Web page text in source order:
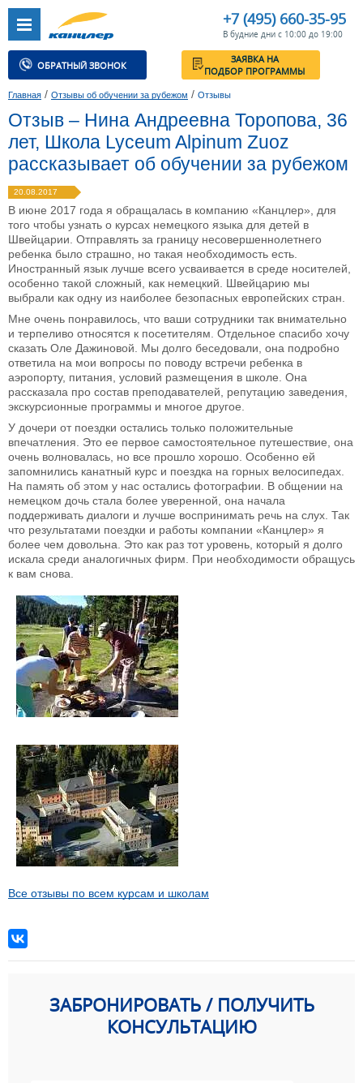
+7 (495) 660-35-95
В будние дни с 10:00 до 19:00
ОБРАТНЫЙ ЗВОНОК
ЗАЯВКА НА
ПОДБОР ПРОГРАММЫ
Главная / Отзывы об обучении за рубежом / Отзывы
Отзыв – Нина Андреевна Торопова, 36
лет, Школа Lyceum Alpinum Zuoz
рассказывает об обучении за рубежом
20.08.2017
В июне 2017 года я обращалась в компанию «Канцлер», для
того чтобы узнать о курсах немецкого языка для детей в
Швейцарии. Отправлять за границу несовершеннолетнего
ребенка было страшно, но такая необходимость есть.
Иностранный язык лучше всего усваивается в среде носителей,
особенно такой сложный, как немецкий. Швейцарию мы
выбрали как одну из наиболее безопасных европейских стран.
Мне очень понравилось, что ваши сотрудники так внимательно
и терпеливо относятся к посетителям. Отдельное спасибо хочу
сказать Оле Дажиновой. Мы долго беседовали, она подробно
ответила на мои вопросы по поводу встречи ребенка в
аэропорту, питания, условий размещения в школе. Она
рассказала про состав преподавателей, репутацию заведения,
экскурсионные программы и многое другое.
У дочери от поездки остались только положительные
впечатления. Это ее первое самостоятельное путешествие, она
очень волновалась, но все прошло хорошо. Особенно ей
запомнились канатный курс и поездка на горных велосипедах.
На память об этом у нас остались фотографии. В общении на
немецком дочь стала более уверенной, она начала
поддерживать диалоги и лучше воспринимать речь на слух. Так
что результатами поездки и работы компании «Канцлер» я
более чем довольна. Это как раз тот уровень, который я долго
искала среди аналогичных фирм. При необходимости обращусь
к вам снова.
Все отзывы по всем курсам и школам
ЗАБРОНИРОВАТЬ / ПОЛУЧИТЬ
КОНСУЛЬТАЦИЮ